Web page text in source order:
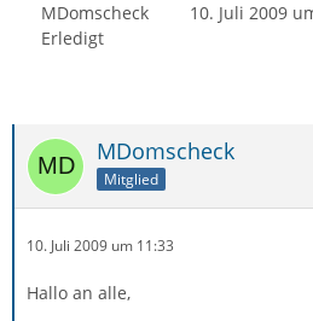
MDomscheck 10. Juli 2009
Erledigt
MDomscheck
Mitglied
10. Juli 2009 um 11:33
Hallo an alle,